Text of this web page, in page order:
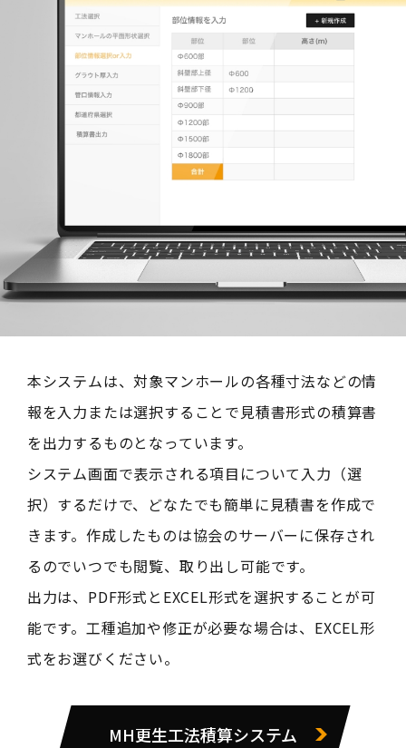
本システムは、対象マンホールの各種寸法などの情
報を入力または選択することで見積書形式の積算書
を出力するものとなっています。
システム画面で表示される項目について入力（選
択）するだけで、どなたでも簡単に見積書を作成で
きます。作成したものは協会のサーバーに保存され
るのでいつでも閲覧、取り出し可能です。
出力は、PDF形式とEXCEL形式を選択することが可
能です。工種追加や修正が必要な場合は、EXCEL形
式をお選びください。
MH更生工法積算システム